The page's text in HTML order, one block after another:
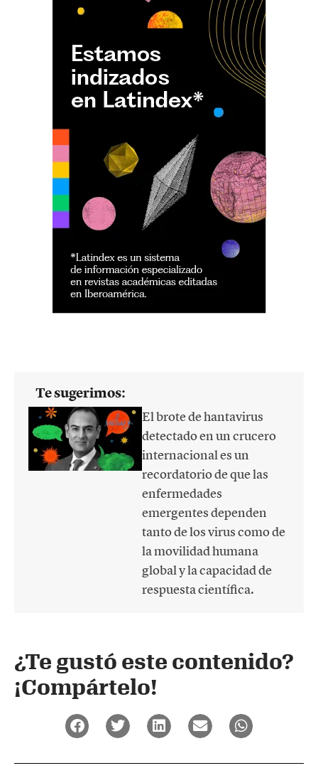
Te sugerimos:
El brote de hantavirus
detectado en un crucero
internacional es un
recordatorio de que las
enfermedades
emergentes dependen
tanto de los virus como de
la movilidad humana
global y la capacidad de
respuesta científica.
¿Te gustó este contenido?
¡Compártelo!